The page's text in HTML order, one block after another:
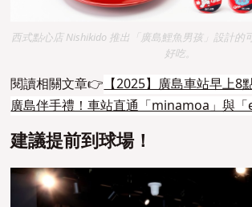
西式點心店 Nishikido 推出「廣島鯉魚男孩」設計的
好吃。
閱讀相關文章👉【2025】廣島車站早上8
廣島伴手禮！車站直通「minamoa」與
建議提前到球場！